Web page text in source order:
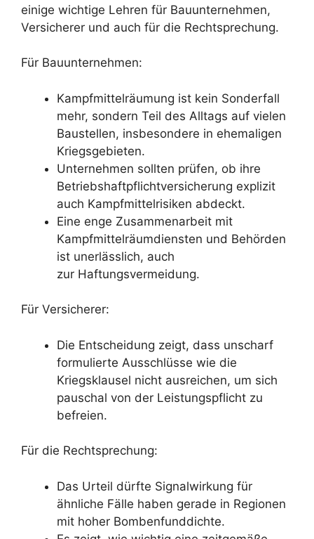
einige wichtige Lehren für Bauunternehmen,
Versicherer und auch für die Rechtsprechung.
Für Bauunternehmen:
Kampfmittelräumung ist kein Sonderfall
mehr, sondern Teil des Alltags auf vielen
Baustellen, insbesondere in ehemaligen
Kriegsgebieten.
Unternehmen sollten prüfen, ob ihre
Betriebshaftpflichtversicherung explizit
auch Kampfmittelrisiken abdeckt.
Eine enge Zusammenarbeit mit
Kampfmittelräumdiensten und Behörden
ist unerlässlich, auch
zur Haftungsvermeidung.
Für Versicherer:
Die Entscheidung zeigt, dass unscharf
formulierte Ausschlüsse wie die
Kriegsklausel nicht ausreichen, um sich
pauschal von der Leistungspflicht zu
befreien.
Für die Rechtsprechung:
Das Urteil dürfte Signalwirkung für
ähnliche Fälle haben gerade in Regionen
mit hoher Bombenfunddichte.